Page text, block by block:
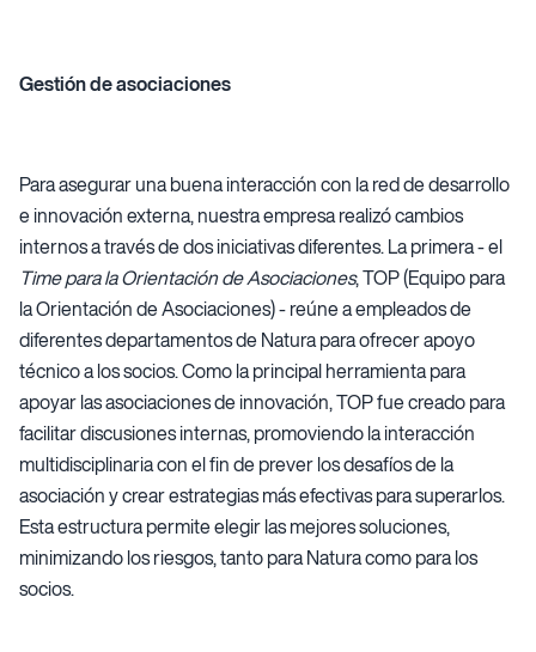
Gestión de asociaciones
Para asegurar una buena interacción con la red de desarrollo
e innovación externa, nuestra empresa realizó cambios
internos a través de dos iniciativas diferentes. La primera - el
Time para laOrientación de Asociaciones, TOP (Equipo para
la Orientación de Asociaciones) - reúne a empleados de
diferentes departamentos de Natura para ofrecer apoyo
técnico a los socios. Como la principal herramienta para
apoyar las asociaciones de innovación, TOP fue creado para
facilitar discusiones internas, promoviendo la interacción
multidisciplinaria con el fin de prever los desafíos de la
asociación y crear estrategias más efectivas para superarlos.
Esta estructura permite elegir las mejores soluciones,
minimizando los riesgos, tanto para Natura como para los
socios.